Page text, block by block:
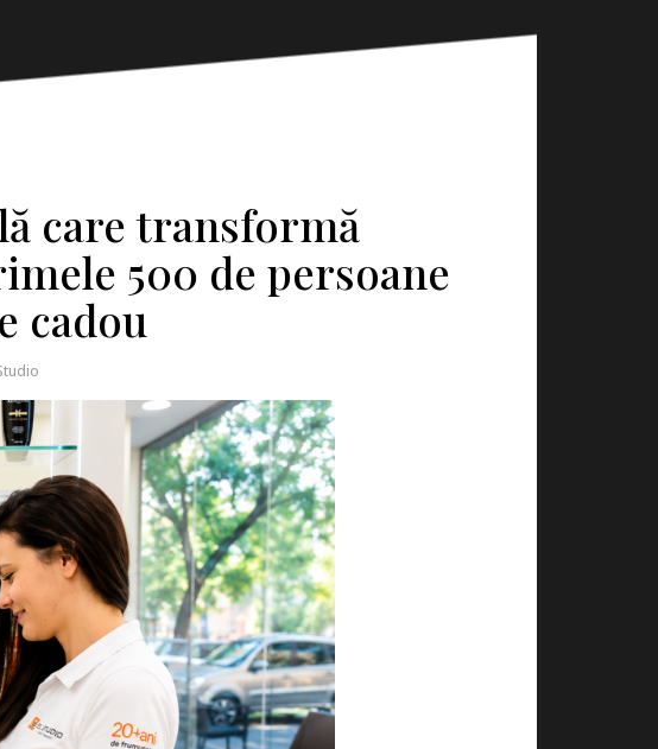
care transformă
500 de persoane
cadou